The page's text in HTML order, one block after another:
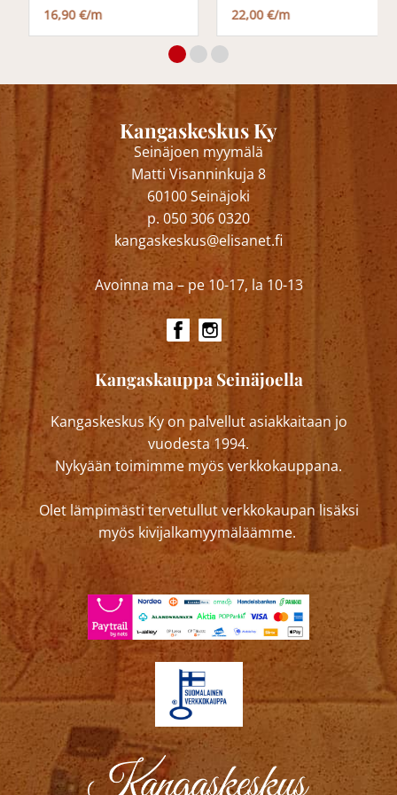
16,90 €/m 22,00 €/m
Kangaskeskus Ky
Seinäjoen myymälä
Matti Visanninkuja 8
60100 Seinäjoki
p. 050 306 0320
kangaskeskus@elisanet.fi
Avoinna ma – pe 10-17, la 10-13
Kangaskauppa Seinäjoella
Kangaskeskus Ky on palvellut asiakkaitaan jo
vuodesta 1994.
Nykyään toimimme myös verkkokauppana.
Olet lämpimästi tervetullut verkkokaupan lisäksi
myös kivijalkamyymäläämme.